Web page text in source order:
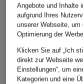
Angebote und Inhalte
aufgrund Ihres
unserer Webseite,
Optimierung der
Klicken Sie auf „Ich
direkt zur Webseite
Einstellungen“, um
Kategorien und eine